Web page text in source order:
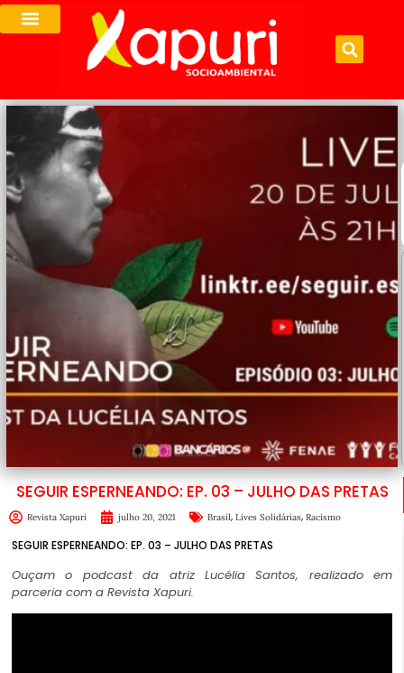
SEGUIR ESPERNEANDO: EP. 03 – JULHO DAS PRETAS
Revista Xapuri julho 20, 2021 Brasil, Lives Solidárias, Racismo
SEGUIR ESPERNEANDO: EP. 03 – JULHO DAS PRETAS
Ouçam o podcast da atriz Lucélia Santos, realizado em
parceria com a Revista Xapuri.